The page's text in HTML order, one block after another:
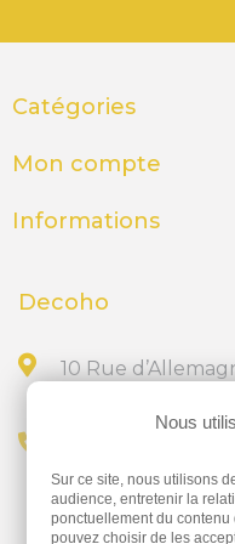
votre
dimensions, notre
mesure.
particulières.
des fixations
murale sécurisée.
l'aluminium
être fixés sur divers
compris les
Entretien
Catégories
Mon compte
Informations
Decoho
10 Rue
02 28 23
Nous
Sur ce site, nous utilisons
audience, entretenir la
ponctuellement du
pouvez choisir de les